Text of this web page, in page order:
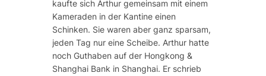
kaufte sich Arthur gemeinsam mit einem
Kameraden in der Kantine einen
Schinken. Sie waren aber ganz sparsam,
jeden Tag nur eine Scheibe. Arthur hatte
noch Guthaben auf der Hongkong &
Shanghai Bank in Shanghai. Er schrieb